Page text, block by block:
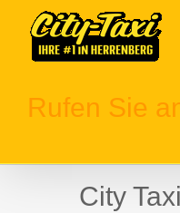
Rufen Sie
City